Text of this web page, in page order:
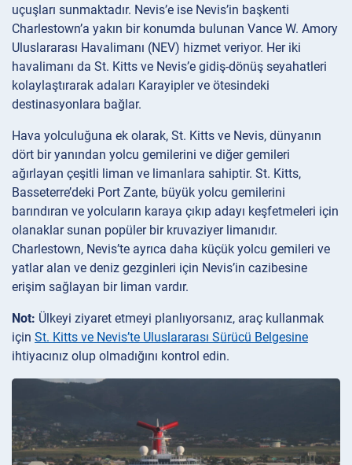
uçuşları sunmaktadır. Nevis’e ise Nevis’in başkenti
Charlestown’a yakın bir konumda bulunan Vance W. Amory
Uluslararası Havalimanı (NEV) hizmet veriyor. Her iki
havalimanı da St. Kitts ve Nevis’e gidiş-dönüş seyahatleri
kolaylaştırarak adaları Karayipler ve ötesindeki
destinasyonlara bağlar.
Hava yolculuğuna ek olarak, St. Kitts ve Nevis, dünyanın
dört bir yanından yolcu gemilerini ve diğer gemileri
ağırlayan çeşitli liman ve limanlara sahiptir. St. Kitts,
Basseterre’deki Port Zante, büyük yolcu gemilerini
barındıran ve yolcuların karaya çıkıp adayı keşfetmeleri için
olanaklar sunan popüler bir kruvaziyer limanıdır.
Charlestown, Nevis’te ayrıca daha küçük yolcu gemileri ve
yatlar alan ve deniz gezginleri için Nevis’in cazibesine
erişim sağlayan bir liman vardır.
Not: Ülkeyi ziyaret etmeyi planlıyorsanız, araç kullanmak
için St. Kitts ve Nevis’te Uluslararası Sürücü Belgesine
ihtiyacınız olup olmadığını kontrol edin.